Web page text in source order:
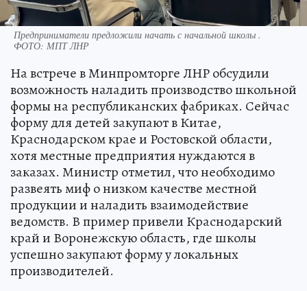
Предприниматели предложили начать с начальной школы .
ФОТО: МПТ ЛНР
На встрече в Минпромторге ЛНР обсудили
возможность наладить производство школьной
формы на республиканских фабриках. Сейчас
форму для детей закупают в Китае,
Краснодарском крае и Ростовской области,
хотя местные предприятия нуждаются в
заказах. Министр отметил, что необходимо
развеять миф о низком качестве местной
продукции и наладить взаимодействие
ведомств. В пример привели Краснодарский
край и Воронежскую область, где школы
успешно закупают форму у локальных
производителей.